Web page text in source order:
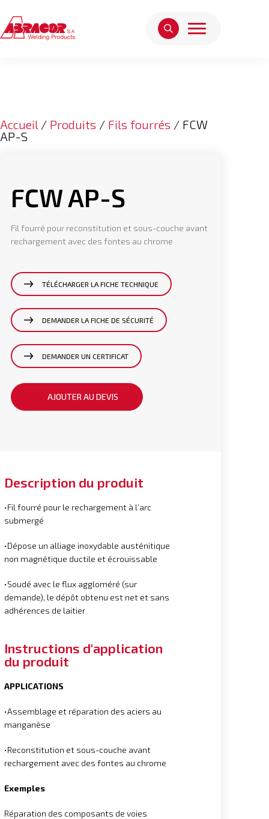
Accueil / Produits / Fils fourrés / FCW
AP-S
FCW AP-S
Fil fourré pour reconstitution et sous-couche avant
rechargement avec des fontes au chrome
TÉLÉCHARGER LA FICHE TECHNIQUE
DEMANDER LA FICHE DE SÉCURITÉ
DEMANDER UN CERTIFICAT
AJOUTER AU DEVIS
Description du produit
•Fil fourré pour le rechargement à l’arc
submergé
•Dépose un alliage inoxydable austénitique
non magnétique ductile et écrouissable
•Soudé avec le flux aggloméré (sur
demande), le dépôt obtenu est net et sans
adhérences de laitier
Instructions d'application
du produit
APPLICATIONS
•Assemblage et réparation des aciers au
manganèse
•Reconstitution et sous-couche avant
rechargement avec des fontes au chrome
Exemples
Réparation des composants de voies